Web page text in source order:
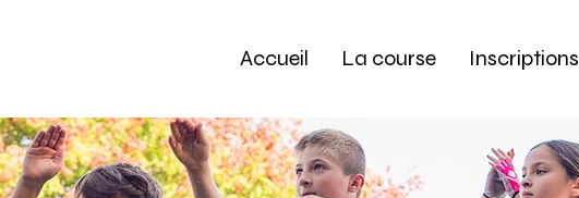
Accueil La course Inscriptions